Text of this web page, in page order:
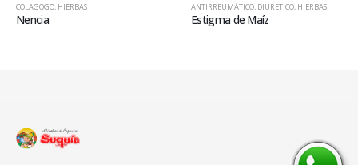
COLAGOGO, HIERBAS
Nencia
ANTIRREUMÁTICO, DIURETICO, HIERBAS
Estigma de Maíz